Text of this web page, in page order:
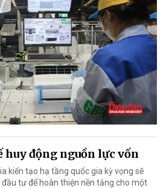
huy động nguồn lực vốn
kiến tạo hạ tầng quốc gia kỳ vọng sẽ
tư để hoàn thiện nền tảng cho một